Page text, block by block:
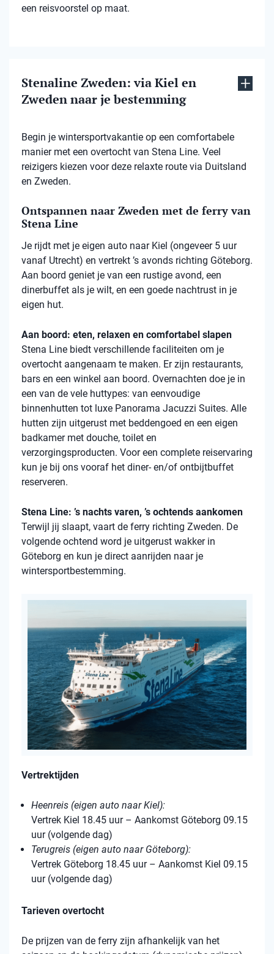
een reisvoorstel op maat.
Stenaline Zweden: via Kiel en
Zweden naar je bestemming
Begin je wintersportvakantie op een comfortabele
manier met een overtocht van Stena Line. Veel
reizigers kiezen voor deze relaxte route via Duitsland
en Zweden.
Ontspannen naar Zweden met de ferry van
Stena Line
Je rijdt met je eigen auto naar Kiel (ongeveer 5 uur
vanaf Utrecht) en vertrekt ’s avonds richting Göteborg.
Aan boord geniet je van een rustige avond, een
dinerbuffet als je wilt, en een goede nachtrust in je
eigen hut.
Aan boord: eten, relaxen en comfortabel slapen
Stena Line biedt verschillende faciliteiten om je
overtocht aangenaam te maken. Er zijn restaurants,
bars en een winkel aan boord. Overnachten doe je in
een van de vele huttypes: van eenvoudige
binnenhutten tot luxe Panorama Jacuzzi Suites. Alle
hutten zijn uitgerust met beddengoed en een eigen
badkamer met douche, toilet en
verzorgingsproducten. Voor een complete reiservaring
kun je bij ons vooraf het diner- en/of ontbijtbuffet
reserveren.
Stena Line: ’s nachts varen, ’s ochtends aankomen
Terwijl jij slaapt, vaart de ferry richting Zweden. De
volgende ochtend word je uitgerust wakker in
Göteborg en kun je direct aanrijden naar je
wintersportbestemming.
Vertrektijden
Heenreis (eigen auto naar Kiel):
Vertrek Kiel 18.45 uur – Aankomst Göteborg 09.15
uur (volgende dag)
Terugreis (eigen auto naar Göteborg):
Vertrek Göteborg 18.45 uur – Aankomst Kiel 09.15
uur (volgende dag)
Tarieven overtocht
De prijzen van de ferry zijn afhankelijk van het